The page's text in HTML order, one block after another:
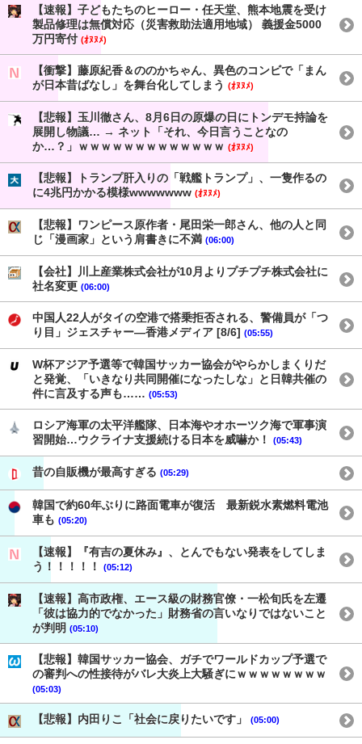
【速報】子どもたちのヒーロー・任天堂、熊本地震を受け
製品修理は無償対応（災害救助法適用地域） 義援金5000
万円寄付 (ｵﾇﾇﾒ)
【衝撃】藤原紀香＆ののかちゃん、異色のコンビで「まん
が日本昔ばなし」を舞台化してしまう (ｵﾇﾇﾒ)
【悲報】玉川徹さん、8月6日の原爆の日にトンデモ持論を
展開し物議… → ネット「それ、今日言うことなの
か…？」ｗｗｗｗｗｗｗｗｗｗｗｗｗ (ｵﾇﾇﾒ)
【悲報】トランプ肝入りの「戦艦トランプ」、一隻作るの
に4兆円かかる模様wwwwwww (ｵﾇﾇﾒ)
【悲報】ワンピース原作者・尾田栄一郎さん、他の人と同
じ「漫画家」という肩書きに不満 (06:00)
【会社】川上産業株式会社が10月よりプチプチ株式会社に
社名変更 (06:00)
中国人22人がタイの空港で搭乗拒否される、警備員が「つ
り目」ジェスチャー―香港メディア [8/6] (05:55)
W杯アジア予選等で韓国サッカー協会がやらかしまくりだ
と発覚、「いきなり共同開催になったしな」と日韓共催の
件に言及する声も…… (05:53)
ロシア海軍の太平洋艦隊、日本海やオホーツク海で軍事演
習開始…ウクライナ支援続ける日本を威嚇か！
(05:43)
昔の自販機が最高すぎる (05:29)
韓国で約60年ぶりに路面電車が復活 最新鋭水素燃料電池
車も (05:20)
【速報】『有吉の夏休み』、とんでもない発表をしてしま
う！！！！！
(05:12)
【速報】高市政権、エース級の財務官僚・一松旬氏を左遷
「彼は協力的でなかった」財務省の言いなりではないこと
が判明 (05:10)
【悲報】韓国サッカー協会、ガチでワールドカップ予選で
の審判への性接待がバレ大炎上大騒ぎにｗｗｗｗｗｗｗｗ
(05:03)
【悲報】内田りこ「社会に戻りたいです」 (05:00)